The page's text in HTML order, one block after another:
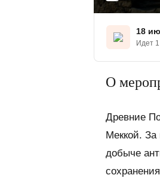
18
Идет
О
Древние
Меккой.
добыче